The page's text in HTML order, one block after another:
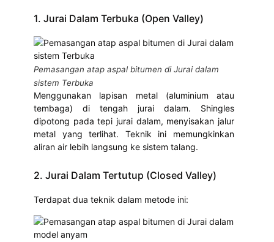
1. Jurai Dalam Terbuka (Open Valley)
Pemasangan atap aspal bitumen di Jurai dalam
sistem Terbuka
Menggunakan lapisan metal (aluminium atau
tembaga) di tengah jurai dalam. Shingles
dipotong pada tepi jurai dalam, menyisakan jalur
metal yang terlihat. Teknik ini memungkinkan
aliran air lebih langsung ke sistem talang.
2. Jurai Dalam Tertutup (Closed Valley)
Terdapat dua teknik dalam metode ini: